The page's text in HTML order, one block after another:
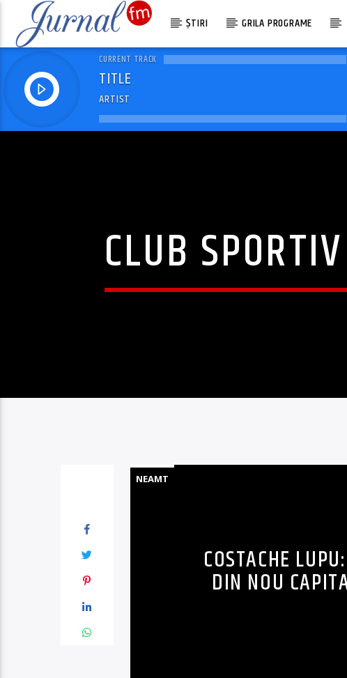
ȘTIRI GRILA PROGRAME
CURRENT TRACK
TITLE
ARTIST
CLUB
NEAMT
COSTACHE
DIN NOU